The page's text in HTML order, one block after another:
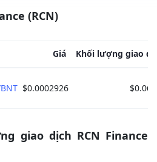
(RCN)
Giá Khối lượng giao
$0.0002926
giao dịch RCN Finance